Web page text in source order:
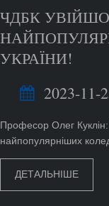
ЧДБК
УКРАЇНИ!
2023-
Професор Олег Куклін:
найпопулярніших
ДЕТАЛЬНІШЕ